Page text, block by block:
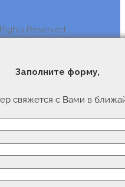
Reserved.
Заполните форму,
свяжется с Вами в